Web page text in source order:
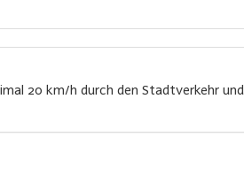
20 km/h durch den Stadtverkehr und